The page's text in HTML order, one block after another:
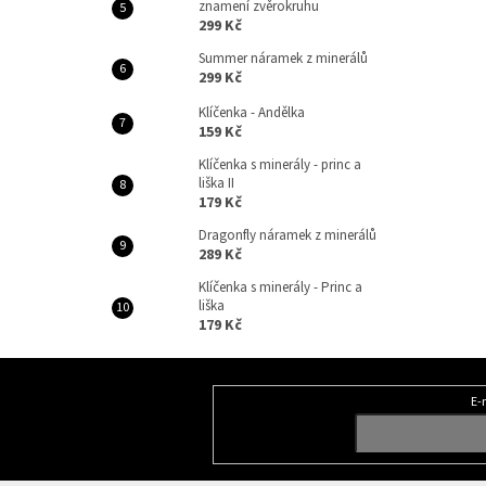
znamení zvěrokruhu
299 Kč
Summer náramek z minerálů
299 Kč
Klíčenka - Andělka
159 Kč
Klíčenka s minerály - princ a
liška II
179 Kč
Dragonfly náramek z minerálů
289 Kč
Klíčenka s minerály - Princ a
liška
179 Kč